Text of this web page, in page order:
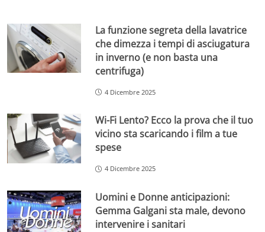
La funzione segreta della lavatrice
che dimezza i tempi di asciugatura
in inverno (e non basta una
centrifuga)
4 Dicembre 2025
Wi-Fi Lento? Ecco la prova che il tuo
vicino sta scaricando i film a tue
spese
4 Dicembre 2025
Uomini e Donne anticipazioni:
Gemma Galgani sta male, devono
intervenire i sanitari